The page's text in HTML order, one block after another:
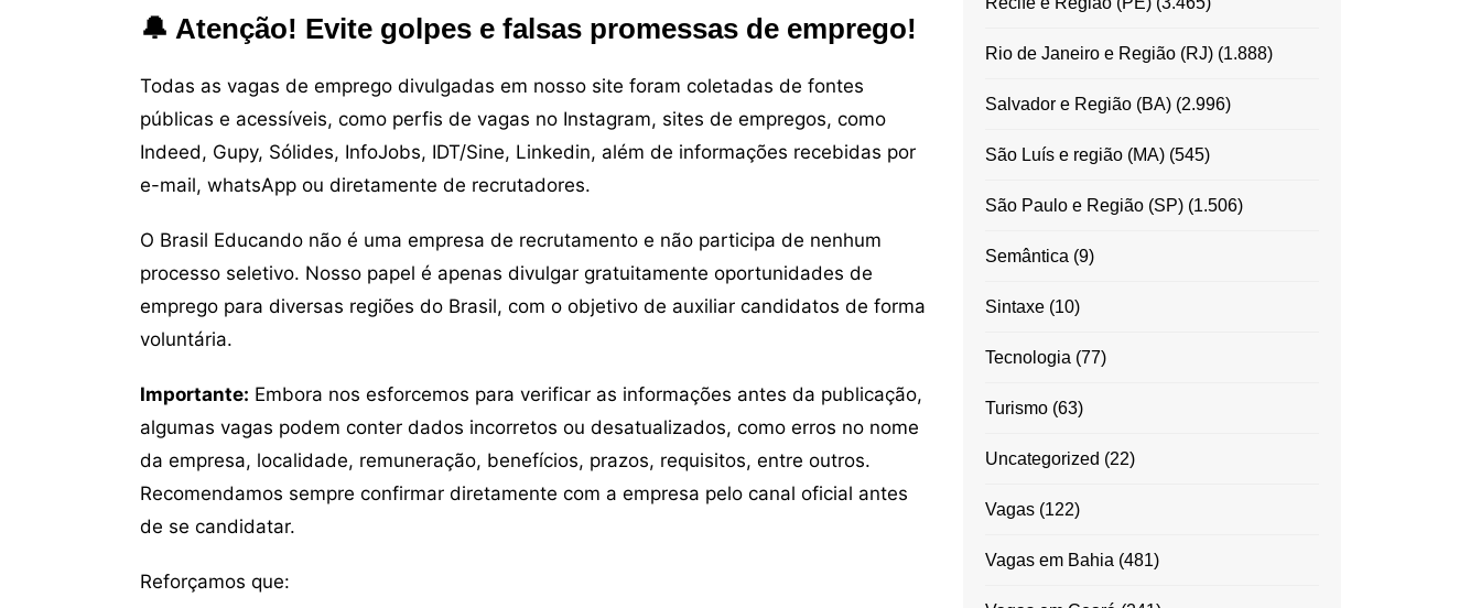
🔔 Atenção! Evite golpes e falsas promessas de emprego!
Todas as vagas de emprego divulgadas em nosso site foram coletadas de fontes
públicas e acessíveis, como perfis de vagas no Instagram, sites de empregos, como
Indeed, Gupy, Sólides, InfoJobs, IDT/Sine, Linkedin, além de informações recebidas por
e-mail, whatsApp ou diretamente de recrutadores.
O Brasil Educando não é uma empresa de recrutamento e não participa de nenhum
processo seletivo. Nosso papel é apenas divulgar gratuitamente oportunidades de
emprego para diversas regiões do Brasil, com o objetivo de auxiliar candidatos de forma
voluntária.
Importante: Embora nos esforcemos para verificar as informações antes da publicação,
algumas vagas podem conter dados incorretos ou desatualizados, como erros no nome
da empresa, localidade, remuneração, benefícios, prazos, requisitos, entre outros.
Recomendamos sempre confirmar diretamente com a empresa pelo canal oficial antes
de se candidatar.
Reforçamos que:
Rio de Janeiro e Região (RJ)(1.888)
Salvador e Região (BA)(2.996)
São Luís e região (MA)(545)
São Paulo e Região (SP)(1.506)
Semântica (9)
Sintaxe(10)
Tecnologia (77)
Turismo(63)
Uncategorized (22)
Vagas(122)
Vagas em Bahia (481)